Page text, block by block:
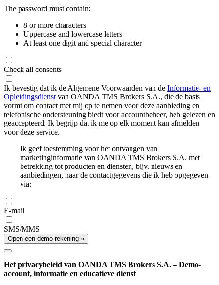
The password must contain:
8 or more characters
Uppercase and lowercase letters
At least one digit and special character
Check all consents
Ik bevestig dat ik de Algemene Voorwaarden van de Informatie- en
Opleidingsdienst van OANDA TMS Brokers S.A., die de basis
vormt om contact met mij op te nemen voor deze aanbieding en
telefonische ondersteuning biedt voor accountbeheer, heb gelezen en
geaccepteerd. Ik begrijp dat ik me op elk moment kan afmelden
voor deze service.
Ik geef toestemming voor het ontvangen van
marketinginformatie van OANDA TMS Brokers S.A. met
betrekking tot producten en diensten, bijv. nieuws en
aanbiedingen, naar de contactgegevens die ik heb opgegeven
via:
E-mail
SMS/MMS
Open een demo-rekening »
Het privacybeleid van OANDA TMS Brokers S.A. – Demo-
account, informatie en educatieve dienst